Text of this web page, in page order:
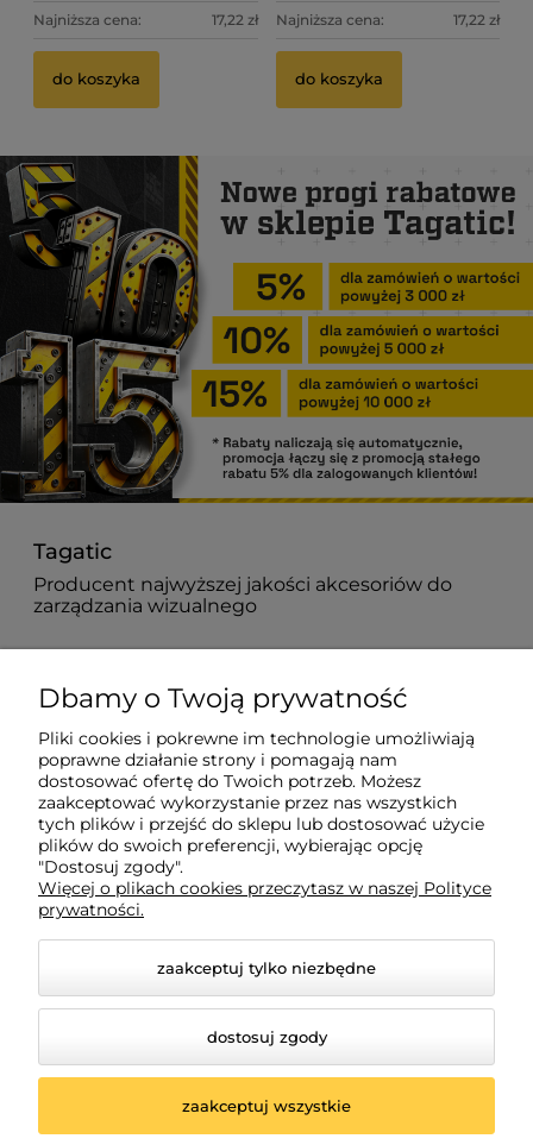
Najniższa cena: 17,22 zł
do koszyka
Najniższa cena: 17,22 zł
do koszyka
Tagatic
Producent najwyższej jakości akcesoriów do
zarządzania wizualnego
882 627 363
biuro@tagatic.com
Oznakowanie magazynów i hal produkcyjnych
Dodatkowe informacje
Moje konto
Dbamy o Twoją prywatność
Pliki cookies i pokrewne im technologie umożliwiają
poprawne działanie strony i pomagają nam
dostosować ofertę do Twoich potrzeb. Możesz
zaakceptować wykorzystanie przez nas wszystkich
tych plików i przejść do sklepu lub dostosować użycie
plików do swoich preferencji, wybierając opcję
"Dostosuj zgody".
Więcej o plikach cookies przeczytasz w naszej Polityce
prywatności.
zaakceptuj tylko niezbędne
dostosuj zgody
zaakceptuj wszystkie